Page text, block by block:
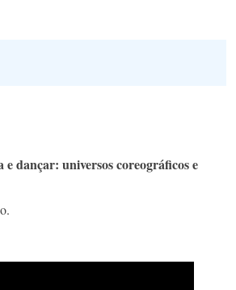
dançar: universos coreográficos e